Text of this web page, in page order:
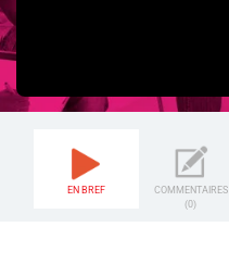
EN BREF
COMMENTAIRES
(0)